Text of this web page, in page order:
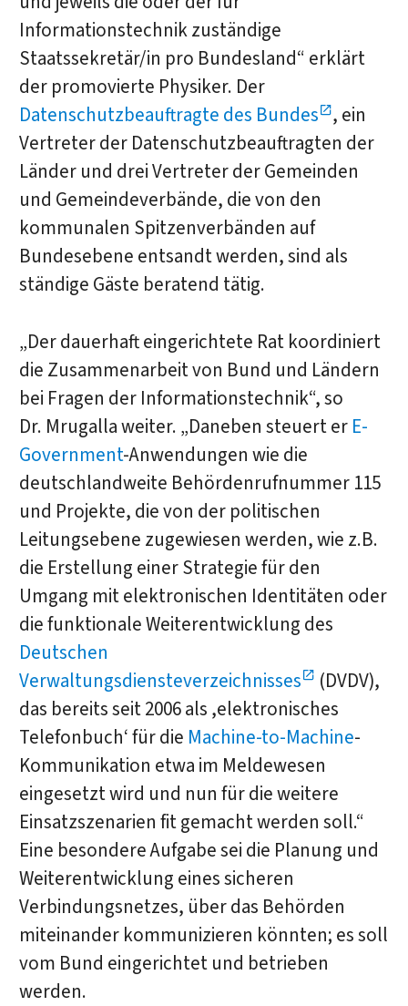
Informationstechnik zuständige
Staatssekretär/in pro Bundesland“ erklärt
der promovierte Physiker. Der
Datenschutzbeauftragte des Bundes , ein
Vertreter der Datenschutzbeauftragten der
Länder und drei Vertreter der Gemeinden
und Gemeindeverbände, die von den
kommunalen Spitzenverbänden auf
Bundesebene entsandt werden, sind als
ständige Gäste beratend tätig.
„Der dauerhaft eingerichtete Rat koordiniert
die Zusammenarbeit von Bund und Ländern
bei Fragen der Informationstechnik“, so
Dr. Mrugalla weiter. „Daneben steuert er E-
Government-Anwendungen wie die
deutschlandweite Behördenrufnummer 115
und Projekte, die von der politischen
Leitungsebene zugewiesen werden, wie z.B.
die Erstellung einer Strategie für den
Umgang mit elektronischen Identitäten oder
die funktionale Weiterentwicklung des
Deutschen
Verwaltungsdiensteverzeichnisses
(DVDV),
das bereits seit 2006 als ,elektronisches
Telefonbuch‘ für die Machine-to-Machine-
Kommunikation etwa im Meldewesen
eingesetzt wird und nun für die weitere
Einsatzszenarien fit gemacht werden soll.“
Eine besondere Aufgabe sei die Planung und
Weiterentwicklung eines sicheren
Verbindungsnetzes, über das Behörden
miteinander kommunizieren könnten; es soll
vom Bund eingerichtet und betrieben
werden.